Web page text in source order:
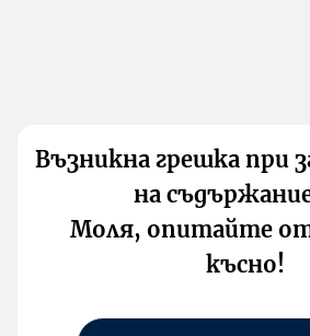
Възникна грешка при
на
Моля, опитайте
късно!